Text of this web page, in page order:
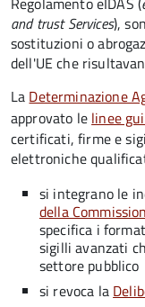
and trust Services),
sostituzioni o
dell'UE che
La Determinazione
approvato le linee
certificati, firme e
elettroniche
si integrano le
della
specifica i
sigilli avanzati
settore pubblico
si revoca la